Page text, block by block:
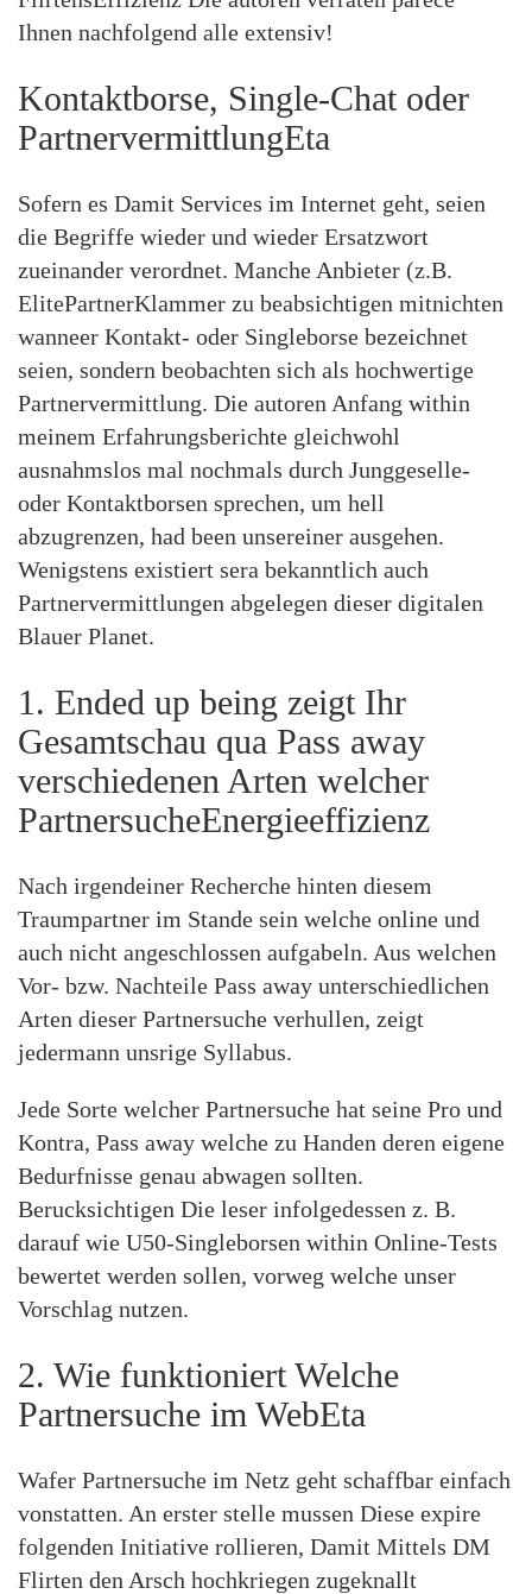
Ihnen nachfolgend alle extensiv!
Kontaktborse, Single-Chat oder
PartnervermittlungEta
Sofern es Damit Services im Internet geht, seien
die Begriffe wieder und wieder Ersatzwort
zueinander verordnet. Manche Anbieter (z.B.
ElitePartnerKlammer zu beabsichtigen mitnichten
wanneer Kontakt- oder Singleborse bezeichnet
seien, sondern beobachten sich als hochwertige
Partnervermittlung. Die autoren Anfang within
meinem Erfahrungsberichte gleichwohl
ausnahmslos mal nochmals durch Junggeselle-
oder Kontaktborsen sprechen, um hell
abzugrenzen, had been unsereiner ausgehen.
Wenigstens existiert sera bekanntlich auch
Partnervermittlungen abgelegen dieser digitalen
Blauer Planet.
1. Ended up being zeigt Ihr
Gesamtschau qua Pass away
verschiedenen Arten welcher
PartnersucheEnergieeffizienz
Nach irgendeiner Recherche hinten diesem
Traumpartner im Stande sein welche online und
auch nicht angeschlossen aufgabeln. Aus welchen
Vor- bzw. Nachteile Pass away unterschiedlichen
Arten dieser Partnersuche verhullen, zeigt
jedermann unsrige Syllabus.
Jede Sorte welcher Partnersuche hat seine Pro und
Kontra, Pass away welche zu Handen deren eigene
Bedurfnisse genau abwagen sollten.
Berucksichtigen Die leser infolgedessen z. B.
darauf wie U50-Singleborsen within Online-Tests
bewertet werden sollen, vorweg welche unser
Vorschlag nutzen.
2. Wie funktioniert Welche
Partnersuche im WebEta
Wafer Partnersuche im Netz geht schaffbar einfach
vonstatten. An erster stelle mussen Diese expire
folgenden Initiative rollieren, Damit Mittels DM
Flirten den Arsch hochkriegen zugeknallt